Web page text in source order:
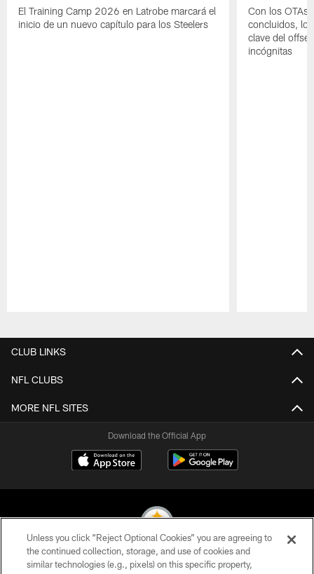
El Training Camp 2026 en Latrobe marcará el
inicio de un nuevo capítulo para los Steelers
Con los OTAs
concluidos,
clave del
incógnitas
CLUB LINKS
NFL CLUBS
MORE NFL SITES
Download the Official App
© 2026 Pittsburgh Steelers. All Rights Reserved
Unless you click “Reject Optional Cookies” you are agreeing to
the continued collection, storage, and use of cookies and
similar technologies (e.g., pixels) on this specific property,